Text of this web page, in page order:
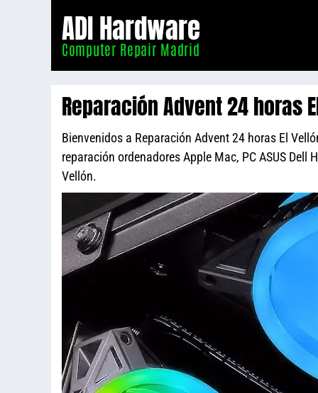
ADI Hardware
Computer Repair Madrid
Reparación Advent 24 horas
Bienvenidos a Reparación Advent 24 horas El
reparación ordenadores Apple Mac, PC ASUS Dell
Vellón.